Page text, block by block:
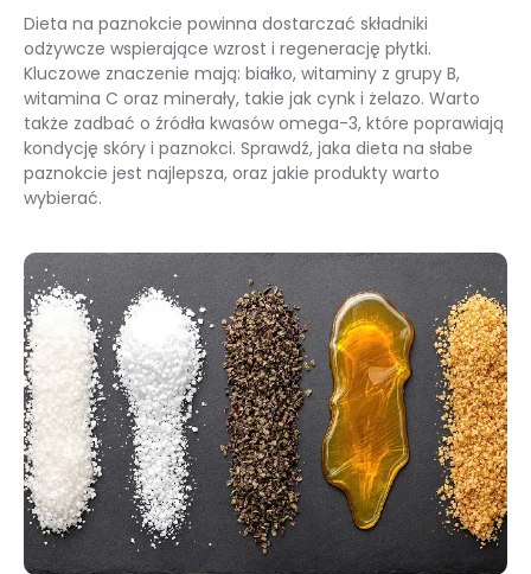
Dieta na paznokcie powinna dostarczać składniki
odżywcze wspierające wzrost i regenerację płytki.
Kluczowe znaczenie mają: białko, witaminy z grupy B,
witamina C oraz minerały, takie jak cynk i żelazo. Warto
także zadbać o źródła kwasów omega-3, które poprawiają
kondycję skóry i paznokci. Sprawdź, jaka dieta na słabe
paznokcie jest najlepsza, oraz jakie produkty warto
wybierać.